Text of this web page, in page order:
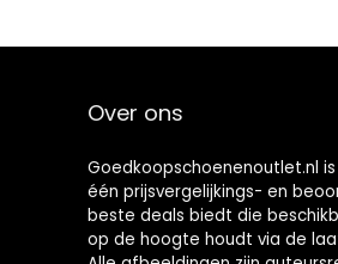
Over ons
Goedkoopschoenenoutlet.nl
één prijsvergelijkings- en
beste deals biedt die
op de hoogte houdt via de